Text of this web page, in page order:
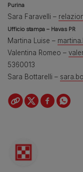
Purina
Sara Faravelli –
Ufficio stampa – Havas PR
Martina Luise –
Valentina Romeo –
5360013
Sara Bottarelli –